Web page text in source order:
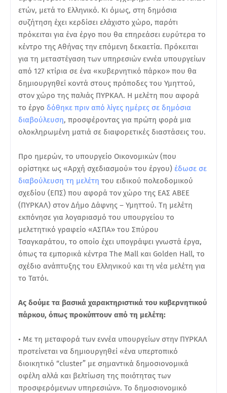
ετών, μετά το Ελληνικό. Κι όμως, στη δημόσια
συζήτηση έχει κερδίσει ελάχιστο χώρο, παρότι
πρόκειται για ένα έργο που θα επηρεάσει ευρύτερα το
κέντρο της Αθήνας την επόμενη δεκαετία. Πρόκειται
για τη μεταστέγαση των υπηρεσιών εννέα υπουργείων
από 127 κτίρια σε ένα «κυβερνητικό πάρκο» που θα
δημιουργηθεί κοντά στους πρόποδες του Υμηττού,
στον χώρο της παλιάς ΠΥΡΚΑΛ. Η μελέτη που αφορά
το έργο δόθηκε πριν από λίγες ημέρες σε δημόσια
διαβούλευση, προσφέροντας για πρώτη φορά μια
ολοκληρωμένη ματιά σε διαφορετικές διαστάσεις του.
Προ ημερών, το υπουργείο Οικονομικών (που
ορίστηκε ως «Αρχή σχεδιασμού» του έργου) έδωσε σε
διαβούλευση τη μελέτη του ειδικού πολεοδομικού
σχεδίου (ΕΠΣ) που αφορά τον χώρο της ΕΑΣ ΑΒΕΕ
(ΠΥΡΚΑΛ) στον Δήμο Δάφνης – Υμηττού. Τη μελέτη
εκπόνησε για λογαριασμό του υπουργείου το
μελετητικό γραφείο «ΑΣΠΑ» του Σπύρου
Τσαγκαράτου, το οποίο έχει υπογράψει γνωστά έργα,
όπως τα εμπορικά κέντρα The Mall και Golden Hall, το
σχέδιο ανάπτυξης του Ελληνικού και τη νέα μελέτη για
το Τατόι.
Ας δούμε τα βασικά χαρακτηριστικά του κυβερνητικού
πάρκου, όπως προκύπτουν από τη μελέτη:
• Με τη μεταφορά των εννέα υπουργείων στην ΠΥΡΚΑΛ
προτείνεται να δημιουργηθεί «ένα υπερτοπικό
διοικητικό “cluster” με σημαντικά δημοσιονομικά
οφέλη αλλά και βελτίωση της ποιότητας των
προσφερόμενων υπηρεσιών». Το δημοσιονομικό